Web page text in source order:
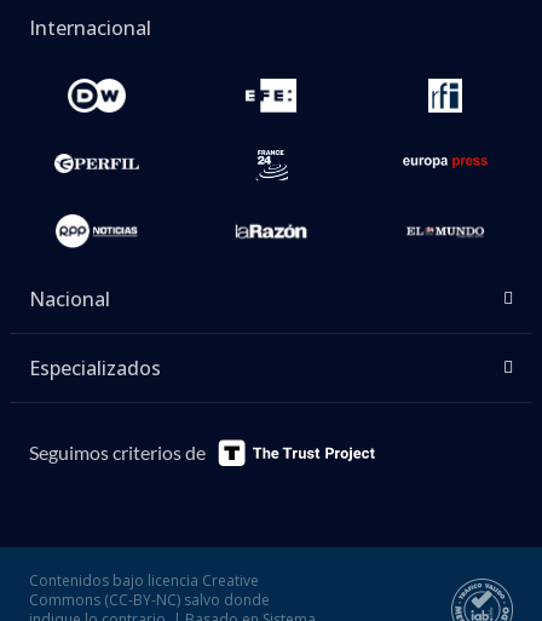
Internacional
Nacional
Especializados
Seguimos criterios de
Contenidos bajo licencia Creative
Commons (CC-BY-NC) salvo donde